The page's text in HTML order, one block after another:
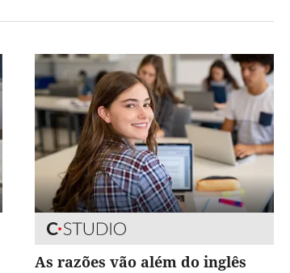
As razões vão além do inglês